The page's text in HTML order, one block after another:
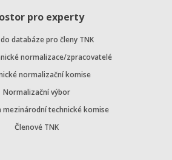
pro experty
databáze pro členy TNK
normalizace/zpracovatelé
normalizační komise
Normalizační výbor
mezinárodní technické komise
Členové TNK